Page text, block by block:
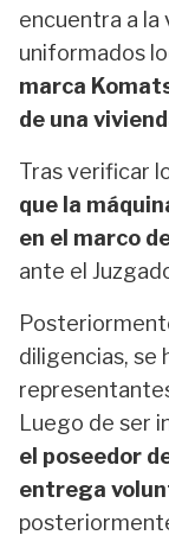
encuentra a la
uniformados
marca
de una
Tras verificar
que la
en el marco
ante el
diligencias, se
Luego de ser
el poseedor
entrega